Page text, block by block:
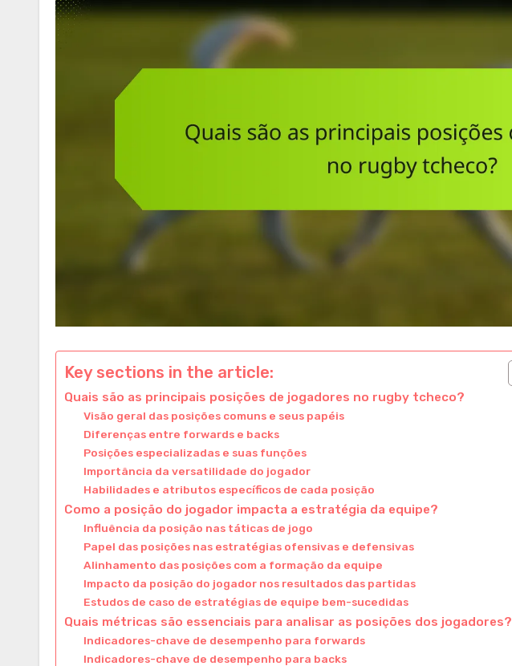
Key sections in the article:
Quais são as principais posições de jogadores no rugby tcheco?
Visão geral das posições comuns e seus papéis
Diferenças entre forwards e backs
Posições especializadas e suas funções
Importância da versatilidade do jogador
Habilidades e atributos específicos de cada posição
Como a posição do jogador impacta a estratégia da equipe?
Influência da posição nas táticas de jogo
Papel das posições nas estratégias ofensivas e defensivas
Alinhamento das posições com a formação da equipe
Impacto da posição do jogador nos resultados das partidas
Estudos de caso de estratégias de equipe bem-sucedidas
Quais métricas são essenciais para analisar as posições dos jogadores?
Indicadores-chave de desempenho para forwards
Indicadores-chave de desempenho para backs